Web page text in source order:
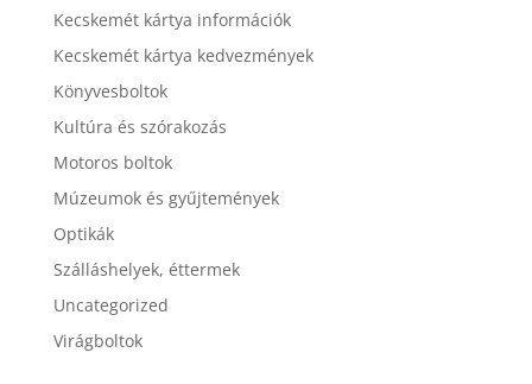
Kecskemét kártya információk
Kecskemét kártya kedvezmények
Könyvesboltok
Kultúra és szórakozás
Motoros boltok
Múzeumok és gyűjtemények
Optikák
Szálláshelyek, éttermek
Uncategorized
Virágboltok